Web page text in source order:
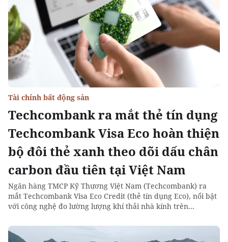
Techcombank ra mắt thẻ tín dụng
Techcombank Visa Eco hoàn thiện
bộ đôi thẻ xanh theo dõi dấu chân
carbon đầu tiên tại Việt Nam
Tài chính bất động sản
Ngân hàng TMCP Kỹ Thương Việt Nam (Techcombank) ra
mắt Techcombank Visa Eco Credit (thẻ tín dụng Eco), nổi bật
với công nghệ đo lường lượng khí thải nhà kính trên...